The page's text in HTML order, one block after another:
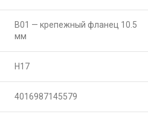
B01 — крепежный фланец 10.5
мм
H17
4016987145579